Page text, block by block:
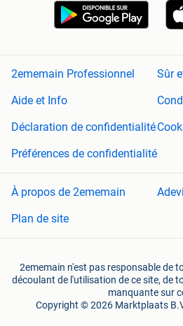
2ememain Professionnel
Sûr
Aide et Info
Déclaration de confidentialité
Préférences de confidentialité
À propos de 2ememain
Plan de site
2ememain n'est pas responsable de
découlant de l'utilisation de ce site, de
manquante sur
Copyright © 2026 Marktplaats